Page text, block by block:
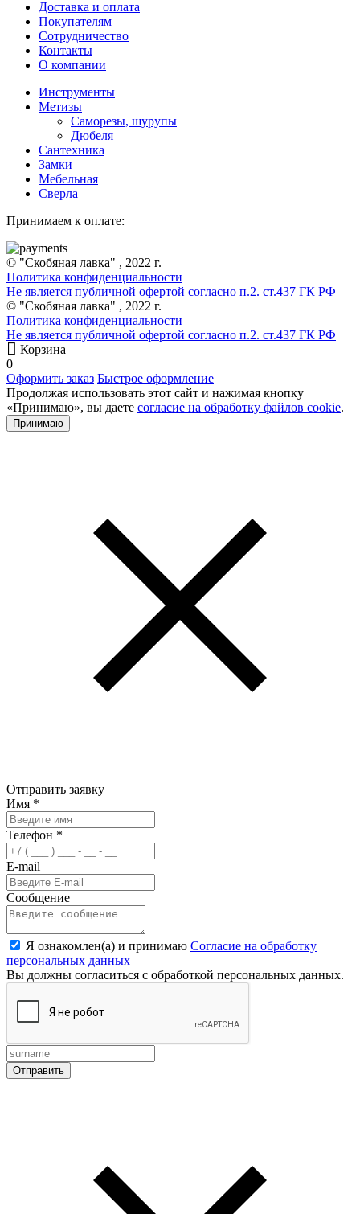
Доставка и оплата
Покупателям
Сотрудничество
Контакты
О компании
Инструменты
Метизы
Саморезы, шурупы
Дюбеля
Сантехника
Замки
Мебельная
Сверла
Принимаем к оплате:
© "Скобяная лавка" , 2022 г.
Политика конфиденциальности
Не является публичной офертой согласно п.2. ст.437 ГК РФ
© "Скобяная лавка" , 2022 г.
Политика конфиденциальности
Не является публичной офертой согласно п.2. ст.437 ГК РФ
Корзина
0
Оформить заказ Быстрое оформление
Продолжая использовать этот сайт и нажимая кнопку
«Принимаю», вы даете согласие на обработку файлов cookie.
Принимаю
Отправить заявку
Имя *
Телефон *
E-mail
Сообщение
Я ознакомлен(а) и принимаю Согласие на обработку
персональных данных
Вы должны согласиться с обработкой персональных данных.